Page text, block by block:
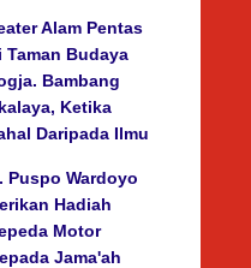
Alam Pentas
Taman Budaya
Bambang
Ketika
Daripada Ilmu
Puspo Wardoyo
Hadiah
Motor
Jama'ah